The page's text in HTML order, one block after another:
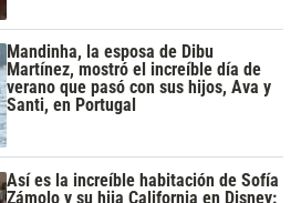
Mandinha, la esposa de Dibu
Martínez, mostró el increíble día de
verano que pasó con sus hijos, Ava y
Santi, en Portugal
Así es la increíble habitación de Sofía
Zámolo y su hija California en Disney: